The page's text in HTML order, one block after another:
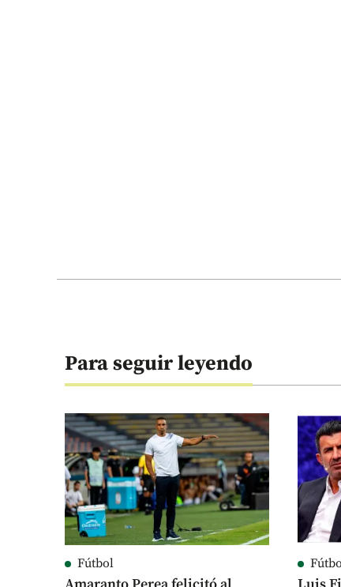
Para seguir leyendo
Fútbol